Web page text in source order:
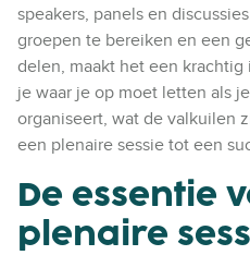
speakers, panels en
groepen te bereiken en een
delen, maakt het een
je waar je op moet letten als
organiseert, wat de valkuilen
een plenaire sessie tot een
De essentie
plenaire